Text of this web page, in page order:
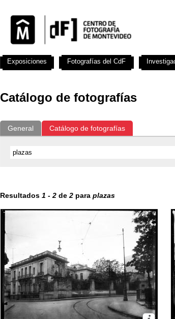
Catálogo de fotografías
General Catálogo de fotografías
Resultados 1 - 2 de 2 para plazas
Exposiciones Fotografías del CdF